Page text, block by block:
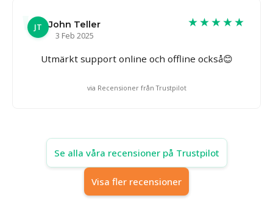
JT
John Teller
3 Feb 2025
★★★★★
Utmärkt support online och offline också😊
via Recensioner från Trustpilot
Se alla våra recensioner på Trustpilot
Visa fler recensioner